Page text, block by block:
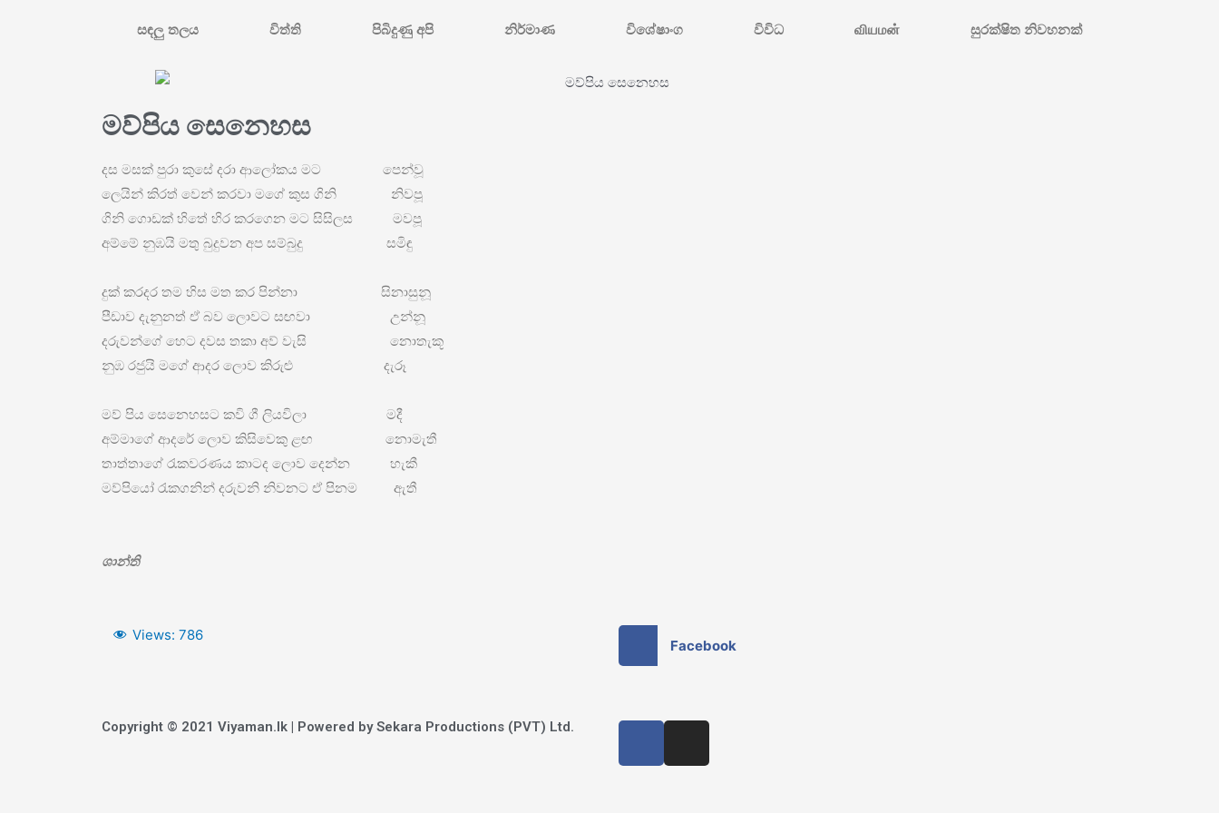
සඳලු තලය විත්ති පිබිදුණු අපි නිර්මාණ විශේෂාංග විවිධ வியமன் සුරක්ෂිත නිවහනක්
මව්පිය සෙනෙහස
දස මසක් පුරා කුසේ දරා ආලෝකය මට පෙන්වූ
ලෙයින් කිරත් වෙන් කරවා මගේ කුස ගිනි නිවපූ
ගිනි ගොඩක් හිතේ හිර කරගෙන මට සිසිලස මවපූ
අම්මේ නුඹයි මතු බුදුවන අප සම්බුදු සමිඳු
දුක් කරදර තම හිස මත කර පින්නා සිනාසුනූ
පීඩාව දැනුනත් ඒ බව ලොවට සඟවා උන්නූ
දරුවන්ගේ හෙට දවස තකා අව් වැසි නොතැකූ
නුඹ රජුයි මගේ ආදර ලොව කිරුළු දැරූ
මව් පිය සෙනෙහසට කවි ගී ලියවිලා මදී
අම්මාගේ ආදරේ ලොව කිසිවෙකු ළඟ නොමැතී
තාත්තාගේ රැකවරණය කාටද ලොව දෙන්න හැකී
මව්පියෝ රැකගනින් දරුවනි නිවනට ඒ පිනම ඇතී
ශාන්ති
Views: 786
Facebook
Copyright © 2021 Viyaman.lk | Powered by Sekara Productions (PVT) Ltd.